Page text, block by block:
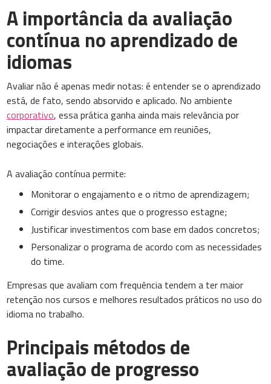
A importância da avaliação
contínua no aprendizado de
idiomas
Avaliar não é apenas medir notas: é entender se o aprendizado
está, de fato, sendo absorvido e aplicado. No ambiente
corporativo, essa prática ganha ainda mais relevância por
impactar diretamente a performance em reuniões,
negociações e interações globais.
A avaliação contínua permite:
Monitorar o engajamento e o ritmo de aprendizagem;
Corrigir desvios antes que o progresso estagne;
Justificar investimentos com base em dados concretos;
Personalizar o programa de acordo com as necessidades
do time.
Empresas que avaliam com frequência tendem a ter maior
retenção nos cursos e melhores resultados práticos no uso do
idioma no trabalho.
Principais métodos de
avaliação de progresso